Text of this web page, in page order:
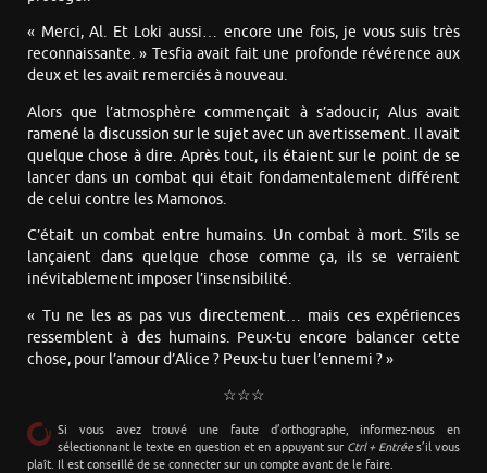
« Merci, Al. Et Loki aussi… encore une fois, je vous suis très
reconnaissante. » Tesfia avait fait une profonde révérence aux
deux et les avait remerciés à nouveau.
Alors que l’atmosphère commençait à s’adoucir, Alus avait
ramené la discussion sur le sujet avec un avertissement. Il avait
quelque chose à dire. Après tout, ils étaient sur le point de se
lancer dans un combat qui était fondamentalement différent
de celui contre les Mamonos.
C’était un combat entre humains. Un combat à mort. S’ils se
lançaient dans quelque chose comme ça, ils se verraient
inévitablement imposer l’insensibilité.
« Tu ne les as pas vus directement… mais ces expériences
ressemblent à des humains. Peux-tu encore balancer cette
chose, pour l’amour d’Alice ? Peux-tu tuer l’ennemi ? »
☆☆☆
Si vous avez trouvé une faute d’orthographe, informez-nous en
sélectionnant le texte en question et en appuyant sur Ctrl + Entrées’il vous
plaît. Il est conseillé de se connecter sur un compte avant de le faire.